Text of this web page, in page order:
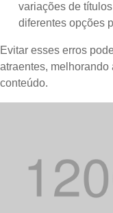
variações de
diferentes opções
Evitar esses erros
atraentes,
conteúdo.